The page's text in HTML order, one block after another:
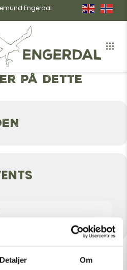
Detaljer Om
Engerdal
på dette